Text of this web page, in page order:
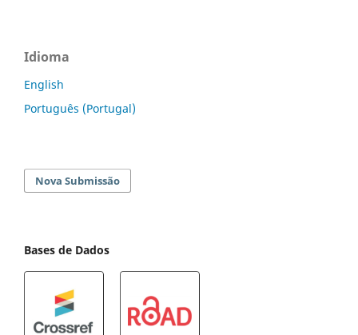
Idioma
English
Português (Portugal)
Nova Submissão
Bases de Dados